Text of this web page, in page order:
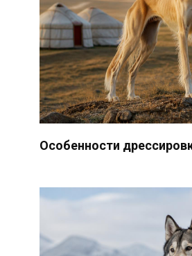
Особенности